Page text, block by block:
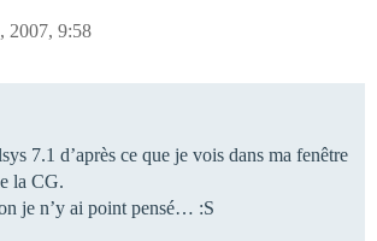
2007, 9:58
7.1 d’après ce que je vois dans ma fenêtre
la CG.
je n’y ai point pensé… :S